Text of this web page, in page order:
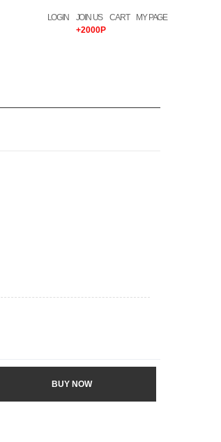
LOGIN
+2000P
JOIN US CART MY PAGE
BUY NOW